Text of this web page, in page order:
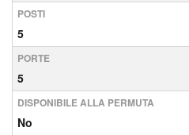
POSTI
5
PORTE
5
DISPONIBILE ALLA PERMUTA
No